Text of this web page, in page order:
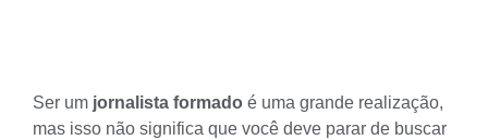
Ser um jornalista formado é uma grande realização,
mas isso não significa que você deve parar de buscar